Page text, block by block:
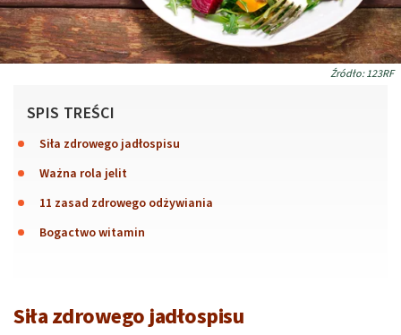
Źródło: 123RF
SPIS TREŚCI
Siła zdrowego jadłospisu
Ważna rola jelit
11 zasad zdrowego odżywiania
Bogactwo witamin
Siła zdrowego jadłospisu